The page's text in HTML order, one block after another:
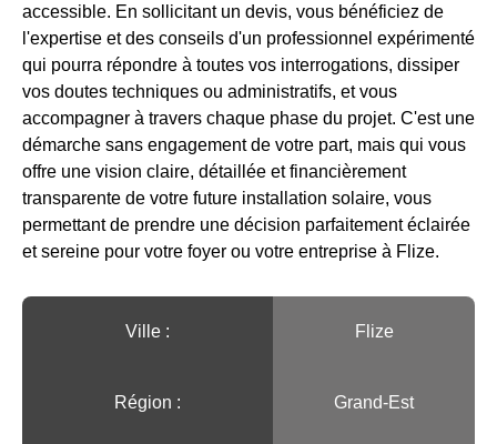
accessible. En sollicitant un devis, vous bénéficiez de
l'expertise et des conseils d'un professionnel expérimenté
qui pourra répondre à toutes vos interrogations, dissiper
vos doutes techniques ou administratifs, et vous
accompagner à travers chaque phase du projet. C'est une
démarche sans engagement de votre part, mais qui vous
offre une vision claire, détaillée et financièrement
transparente de votre future installation solaire, vous
permettant de prendre une décision parfaitement éclairée
et sereine pour votre foyer ou votre entreprise à Flize.
Ville :️ Flize
Région :️ Grand-Est